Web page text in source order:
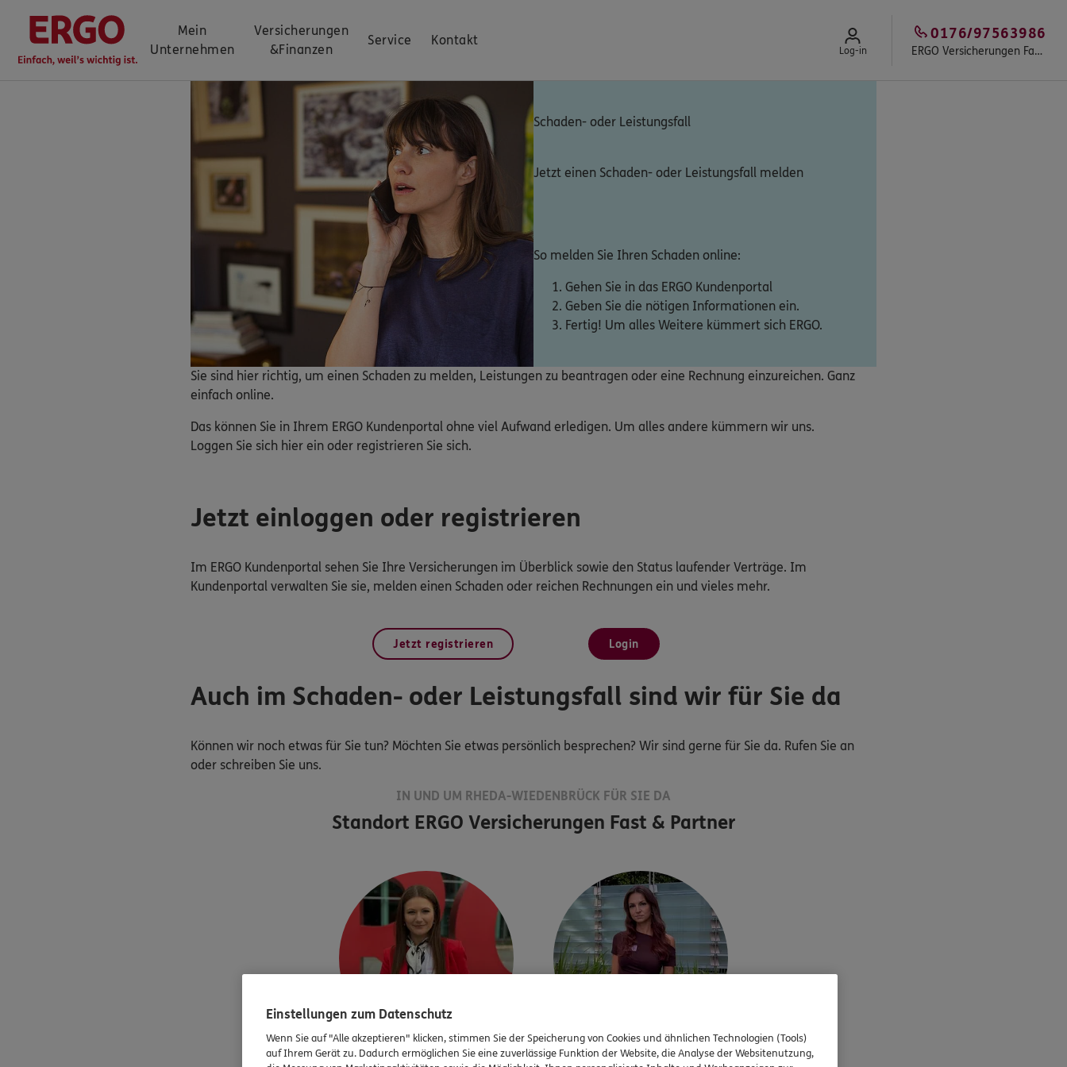
Mein
Unternehmen
Versicherungen
&Finanzen
Service Kontakt
Log-in ERGO Versicherungen Fast & Partner
0176/97563986
Schaden- oder Leistungsfall
Jetzt einen Schaden- oder Leistungsfall melden
So melden Sie Ihren Schaden online:
Gehen Sie in das ERGO Kundenportal
Geben Sie die nötigen Informationen ein.
Fertig! Um alles Weitere kümmert sich ERGO.
Sie sind hier richtig, um einen Schaden zu melden, Leistungen zu beantragen oder eine Rechnung einzureichen. Ganz
einfach online.
Das können Sie in Ihrem ERGO Kundenportal ohne viel Aufwand erledigen. Um alles andere kümmern wir uns.
Loggen Sie sich hier ein oder registrieren Sie sich.
Jetzt einloggen oder registrieren
Im ERGO Kundenportal sehen Sie Ihre Versicherungen im Überblick sowie den Status laufender Verträge. Im
Kundenportal verwalten Sie sie, melden einen Schaden oder reichen Rechnungen ein und vieles mehr.
Jetzt registrieren Login
Auch im Schaden- oder Leistungsfall sind wir für Sie da
Können wir noch etwas für Sie tun? Möchten Sie etwas persönlich besprechen? Wir sind gerne für Sie da. Rufen Sie an
oder schreiben Sie uns.
IN UND UM RHEDA-WIEDENBRÜCK FÜR SIE DA
Standort ERGO Versicherungen Fast & Partner
Einstellungen zum Datenschutz
Wenn Sie auf "Alle akzeptieren" klicken, stimmen Sie der Speicherung von Cookies und ähnlichen Technologien (Tools)
auf Ihrem Gerät zu. Dadurch ermöglichen Sie eine zuverlässige Funktion der Website, die Analyse der Websitenutzung,